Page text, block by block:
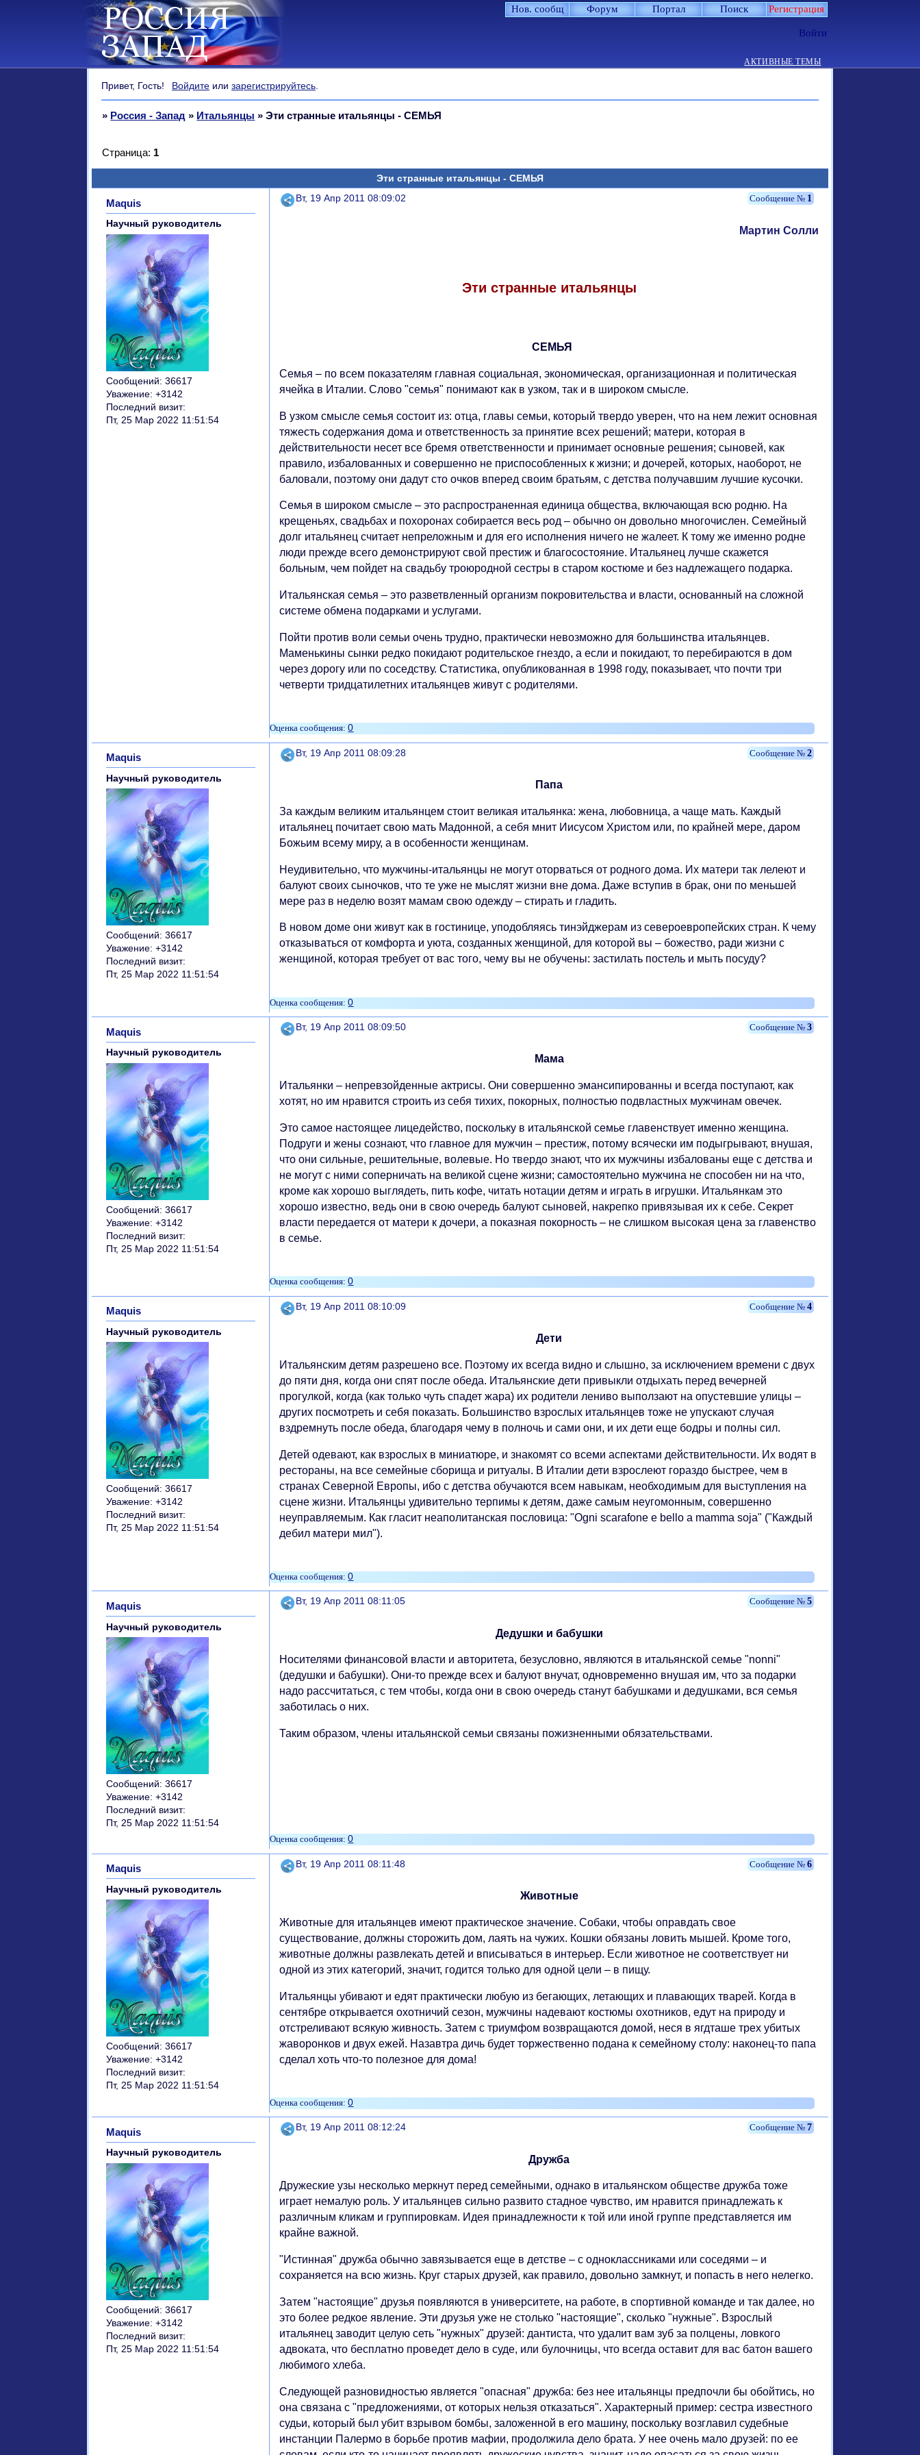
Нов. сообщ Форум Портал Поиск Регистрация
Войти
АКТИВНЫЕ ТЕМЫ
Привет, Гость! Войдите илизарегистрируйтесь.
» Россия - Запад » Итальянцы »Эти странные итальянцы - СЕМЬЯ
Эти странные итальянцы - СЕМЬЯ
Страница: 1
Поделиться 1
Вт, 19 Апр 2011 08:09:02
Maquis
Научный руководитель
Сообщений: 36617
Уважение: +3142
Последний визит:
Пт, 25 Мар 2022 11:51:54
Мартин Солли
Эти странные итальянцы
СЕМЬЯ
Семья – по всем показателям главная социальная, экономическая, организационная и политическая
ячейка в Италии. Слово "семья" понимают как в узком, так и в широком смысле.
В узком смысле семья состоит из: отца, главы семьи, который твердо уверен, что на нем лежит основная
тяжесть содержания дома и ответственность за принятие всех решений; матери, которая в
действительности несет все бремя ответственности и принимает основные решения; сыновей, как
правило, избалованных и совершенно не приспособленных к жизни; и дочерей, которых, наоборот, не
баловали, поэтому они дадут сто очков вперед своим братьям, с детства получавшим лучшие кусочки.
Семья в широком смысле – это распространенная единица общества, включающая всю родню. На
крещеньях, свадьбах и похоронах собирается весь род – обычно он довольно многочислен. Семейный
долг итальянец считает непреложным и для его исполнения ничего не жалеет. К тому же именно родне
люди прежде всего демонстрируют свой престиж и благосостояние. Итальянец лучше скажется
больным, чем пойдет на свадьбу троюродной сестры в старом костюме и без надлежащего подарка.
Итальянская семья – это разветвленный организм покровительства и власти, основанный на сложной
системе обмена подарками и услугами.
Пойти против воли семьи очень трудно, практически невозможно для большинства итальянцев.
Маменькины сынки редко покидают родительское гнездо, а если и покидают, то перебираются в дом
через дорогу или по соседству. Статистика, опубликованная в 1998 году, показывает, что почти три
четверти тридцатилетних итальянцев живут с родителями.
0
Поделиться 2
Вт, 19 Апр 2011 08:09:28
Maquis
Научный руководитель
Сообщений: 36617
Уважение: +3142
Последний визит:
Пт, 25 Мар 2022 11:51:54
Папа
За каждым великим итальянцем стоит великая итальянка: жена, любовница, а чаще мать. Каждый
итальянец почитает свою мать Мадонной, а себя мнит Иисусом Христом или, по крайней мере, даром
Божьим всему миру, а в особенности женщинам.
Неудивительно, что мужчины-итальянцы не могут оторваться от родного дома. Их матери так лелеют и
балуют своих сыночков, что те уже не мыслят жизни вне дома. Даже вступив в брак, они по меньшей
мере раз в неделю возят мамам свою одежду – стирать и гладить.
В новом доме они живут как в гостинице, уподобляясь тинэйджерам из североевропейских стран. К чему
отказываться от комфорта и уюта, созданных женщиной, для которой вы – божество, ради жизни с
женщиной, которая требует от вас того, чему вы не обучены: застилать постель и мыть посуду?
0
Поделиться 3
Вт, 19 Апр 2011 08:09:50
Maquis
Научный руководитель
Сообщений: 36617
Уважение: +3142
Последний визит:
Пт, 25 Мар 2022 11:51:54
Мама
Итальянки – непревзойденные актрисы. Они совершенно эмансипированны и всегда поступают, как
хотят, но им нравится строить из себя тихих, покорных, полностью подвластных мужчинам овечек.
Это самое настоящее лицедейство, поскольку в итальянской семье главенствует именно женщина.
Подруги и жены сознают, что главное для мужчин – престиж, потому всячески им подыгрывают, внушая,
что они сильные, решительные, волевые. Но твердо знают, что их мужчины избалованы еще с детства и
не могут с ними соперничать на великой сцене жизни; самостоятельно мужчина не способен ни на что,
кроме как хорошо выглядеть, пить кофе, читать нотации детям и играть в игрушки. Итальянкам это
хорошо известно, ведь они в свою очередь балуют сыновей, накрепко привязывая их к себе. Секрет
власти передается от матери к дочери, а показная покорность – не слишком высокая цена за главенство
в семье.
0
Поделиться 4
Вт, 19 Апр 2011 08:10:09
Maquis
Научный руководитель
Сообщений: 36617
Уважение: +3142
Последний визит:
Пт, 25 Мар 2022 11:51:54
Дети
Итальянским детям разрешено все. Поэтому их всегда видно и слышно, за исключением времени с двух
до пяти дня, когда они спят после обеда. Итальянские дети привыкли отдыхать перед вечерней
прогулкой, когда (как только чуть спадет жара) их родители лениво выползают на опустевшие улицы –
других посмотреть и себя показать. Большинство взрослых итальянцев тоже не упускают случая
вздремнуть после обеда, благодаря чему в полночь и сами они, и их дети еще бодры и полны сил.
Детей одевают, как взрослых в миниатюре, и знакомят со всеми аспектами действительности. Их водят в
рестораны, на все семейные сборища и ритуалы. В Италии дети взрослеют гораздо быстрее, чем в
странах Северной Европы, ибо с детства обучаются всем навыкам, необходимым для выступления на
сцене жизни. Итальянцы удивительно терпимы к детям, даже самым неугомонным, совершенно
неуправляемым. Как гласит неаполитанская пословица: "Ogni scarafone e bello a mamma soja" ("Каждый
дебил матери мил").
0
Поделиться 5
Вт, 19 Апр 2011 08:11:05
Maquis
Научный руководитель
Сообщений: 36617
Уважение: +3142
Последний визит:
Пт, 25 Мар 2022 11:51:54
Дедушки и бабушки
Носителями финансовой власти и авторитета, безусловно, являются в итальянской семье "nonni"
(дедушки и бабушки). Они-то прежде всех и балуют внучат, одновременно внушая им, что за подарки
надо рассчитаться, с тем чтобы, когда они в свою очередь станут бабушками и дедушками, вся семья
заботилась о них.
Таким образом, члены итальянской семьи связаны пожизненными обязательствами.
0
Поделиться 6
Вт, 19 Апр 2011 08:11:48
Maquis
Научный руководитель
Сообщений: 36617
Уважение: +3142
Последний визит:
Пт, 25 Мар 2022 11:51:54
Животные
Животные для итальянцев имеют практическое значение. Собаки, чтобы оправдать свое
существование, должны сторожить дом, лаять на чужих. Кошки обязаны ловить мышей. Кроме того,
животные должны развлекать детей и вписываться в интерьер. Если животное не соответствует ни
одной из этих категорий, значит, годится только для одной цели – в пищу.
Итальянцы убивают и едят практически любую из бегающих, летающих и плавающих тварей. Когда в
сентябре открывается охотничий сезон, мужчины надевают костюмы охотников, едут на природу и
отстреливают всякую живность. Затем с триумфом возвращаются домой, неся в ягдташе трех убитых
жаворонков и двух ежей. Назавтра дичь будет торжественно подана к семейному столу: наконец-то папа
сделал хоть что-то полезное для дома!
0
Поделиться 7
Вт, 19 Апр 2011 08:12:24
Maquis
Научный руководитель
Сообщений: 36617
Уважение: +3142
Последний визит:
Пт, 25 Мар 2022 11:51:54
Дружба
Дружеские узы несколько меркнут перед семейными, однако в итальянском обществе дружба тоже
играет немалую роль. У итальянцев сильно развито стадное чувство, им нравится принадлежать к
различным кликам и группировкам. Идея принадлежности к той или иной группе представляется им
крайне важной.
"Истинная" дружба обычно завязывается еще в детстве – с одноклассниками или соседями – и
сохраняется на всю жизнь. Круг старых друзей, как правило, довольно замкнут, и попасть в него нелегко.
Затем "настоящие" друзья появляются в университете, на работе, в спортивной команде и так далее, но
это более редкое явление. Эти друзья уже не столько "настоящие", сколько "нужные". Взрослый
итальянец заводит целую сеть "нужных" друзей: дантиста, что удалит вам зуб за полцены, ловкого
адвоката, что бесплатно проведет дело в суде, или булочницы, что всегда оставит для вас батон вашего
любимого хлеба.
Следующей разновидностью является "опасная" дружба: без нее итальянцы предпочли бы обойтись, но
она связана с "предложениями, от которых нельзя отказаться". Характерный пример: сестра известного
судьи, который был убит взрывом бомбы, заложенной в его машину, поскольку возглавил судебные
инстанции Палермо в борьбе против мафии, продолжила дело брата. У нее очень мало друзей: по ее